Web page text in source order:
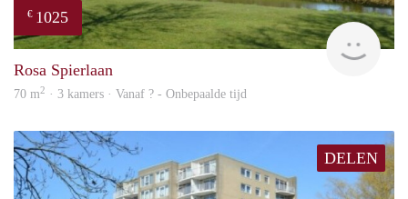
€ 1025
rent
Rosa Spierlaan
70 m2 · 3 kamers · Vanaf ? - Onbepaalde tijd
DELEN